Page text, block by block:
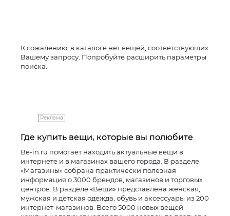
К сожалению, в каталоге нет вещей, соответствующих
Вашему запросу. Попробуйте расширить параметры
поиска.
Реклама
Где купить вещи, которые вы полюбите
Be-in.ru помогает находить актуальные вещи в
интернете и в магазинах вашего города. В разделе
«Магазины» собрана практически полезная
информация о 3000 брендов, магазинов и торговых
центров. В разделе «Вещи» представлена женская,
мужская и детская одежда, обувь и аксессуары из 200
интернет-магазинов. Всего 5000 новых вещей